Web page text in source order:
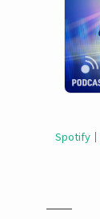
Spotify ｜